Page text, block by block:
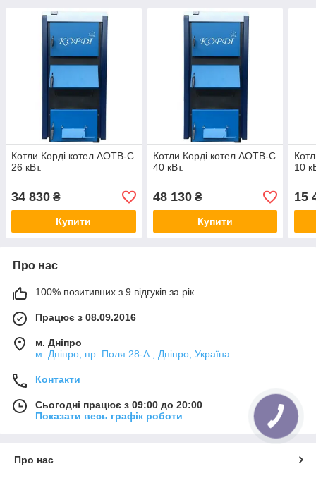
Котли Корді котел АОТВ-С
26 кВт.
34 830 ₴
Купити
Котли Корді котел АОТВ-С
40 кВт.
48 130₴
Купити
10
15
Про нас
100% позитивних з 9 відгуків за рік
Працює з 08.09.2016
м. Дніпро
м. Дніпро, пр. Поля 28-А , Дніпро, Україна
Контакти
Сьогодні працює з 09:00 до 20:00
Показати весь графік роботи
Про нас